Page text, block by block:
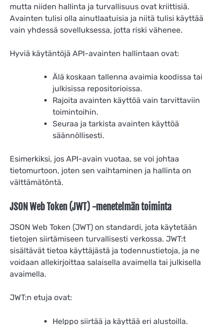
mutta niiden hallinta ja turvallisuus ovat kriittisiä.
Avainten tulisi olla ainutlaatuisia ja niitä tulisi käyttää
vain yhdessä sovelluksessa, jotta riski vähenee.
Hyviä käytäntöjä API-avainten hallintaan ovat:
Älä koskaan tallenna avaimia koodissa tai
julkisissa repositorioissa.
Rajoita avainten käyttöä vain tarvittaviin
toimintoihin.
Seuraa ja tarkista avainten käyttöä
säännöllisesti.
Esimerkiksi, jos API-avain vuotaa, se voi johtaa
tietomurtoon, joten sen vaihtaminen ja hallinta on
välttämätöntä.
JSON Web Token (JWT) -menetelmän toiminta
JSON Web Token (JWT) on standardi, jota käytetään
tietojen siirtämiseen turvallisesti verkossa. JWT:t
sisältävät tietoa käyttäjästä ja todennustietoja, ja ne
voidaan allekirjoittaa salaisella avaimella tai julkisella
avaimella.
JWT:n etuja ovat:
Helppo siirtää ja käyttää eri alustoilla.